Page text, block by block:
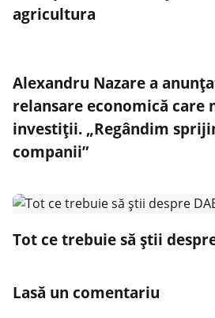
agricultura
Alexandru Nazare a
relansare economică care
investiții. „Regândim
companii”
Tot ce trebuie să știi
Lasă un comentariu